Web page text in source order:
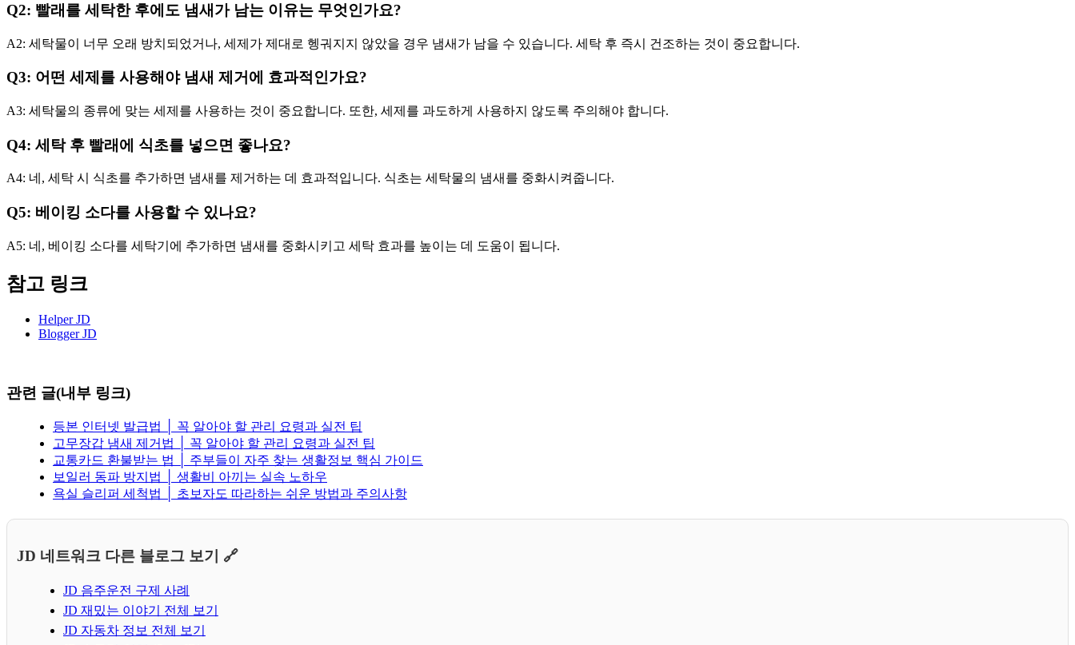
Q2: 빨래를 세탁한 후에도 냄새가 남는 이유는 무엇인가요?
A2: 세탁물이 너무 오래 방치되었거나, 세제가 제대로 헹궈지지 않았을 경우 냄새가 남을 수 있습니다. 세탁 후 즉시 건조하는 것이 중요합니다.
Q3: 어떤 세제를 사용해야 냄새 제거에 효과적인가요?
A3: 세탁물의 종류에 맞는 세제를 사용하는 것이 중요합니다. 또한, 세제를 과도하게 사용하지 않도록 주의해야 합니다.
Q4: 세탁 후 빨래에 식초를 넣으면 좋나요?
A4: 네, 세탁 시 식초를 추가하면 냄새를 제거하는 데 효과적입니다. 식초는 세탁물의 냄새를 중화시켜줍니다.
Q5: 베이킹 소다를 사용할 수 있나요?
A5: 네, 베이킹 소다를 세탁기에 추가하면 냄새를 중화시키고 세탁 효과를 높이는 데 도움이 됩니다.
참고 링크
Helper JD
Blogger JD
관련 글(내부 링크)
등본 인터넷 발급법 │ 꼭 알아야 할 관리 요령과 실전 팁
고무장갑 냄새 제거법 │ 꼭 알아야 할 관리 요령과 실전 팁
교통카드 환불받는 법 │ 주부들이 자주 찾는 생활정보 핵심 가이드
보일러 동파 방지법 │ 생활비 아끼는 실속 노하우
욕실 슬리퍼 세척법 │ 초보자도 따라하는 쉬운 방법과 주의사항
JD 네트워크 다른 블로그 보기 🔗
JD 음주운전 구제 사례
JD 재밌는 이야기 전체 보기
JD 자동차 정보 전체 보기